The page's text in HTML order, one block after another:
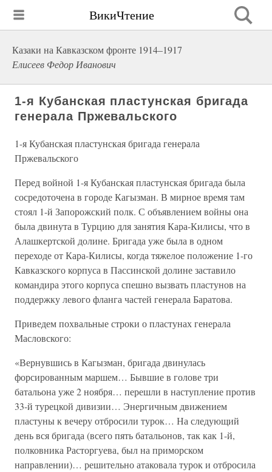
ВикиЧтение
Казаки на Кавказском фронте 1914–1917
Елисеев Федор Иванович
1-я Кубанская пластунская бригада
генерала Пржевальского
1-я Кубанская пластунская бригада генерала
Пржевальского
Перед войной 1-я Кубанская пластунская бригада была
сосредоточена в городе Кагызман. В мирное время там
стоял 1-й Запорожский полк. С объявлением войны она
была двинута в Турцию для занятия Кара-Килисы, что в
Алашкертской долине. Бригада уже была в одном
переходе от Кара-Килисы, когда тяжелое положение 1-го
Кавказского корпуса в Пассинской долине заставило
командира этого корпуса спешно вызвать пластунов на
поддержку левого фланга частей генерала Баратова.
Приведем похвальные строки о пластунах генерала
Масловского:
«Вернувшись в Кагызман, бригада двинулась
форсированным маршем… Бывшие в голове три
батальона уже 2 ноября… перешли в наступление против
33-й турецкой дивизии… Энергичным движением
пластуны к вечеру отбросили турок… На следующий
день вся бригада (всего пять батальонов, так как 1-й,
полковника Расторгуева, был на приморском
направлении)… решительно атаковала турок и отбросила